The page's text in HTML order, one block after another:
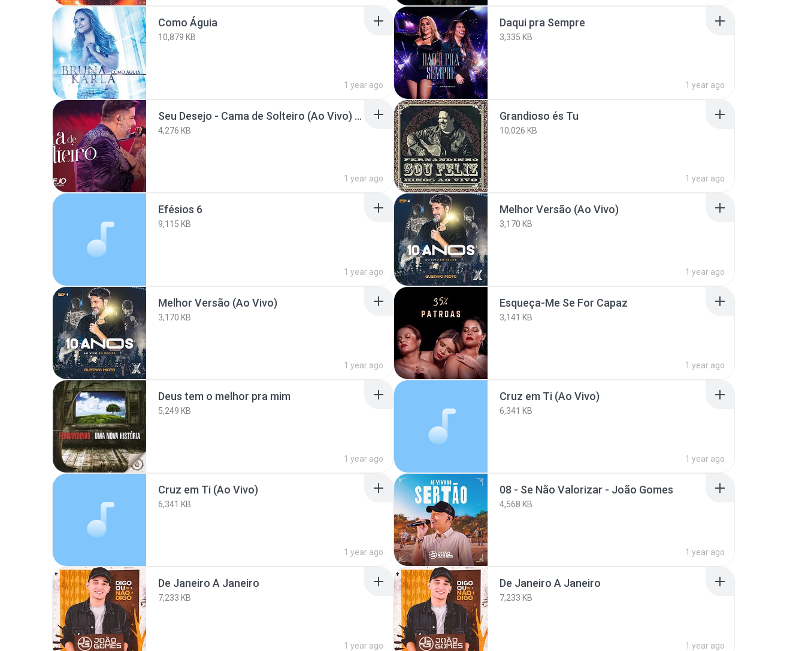
Como Águia
10,879 KB
1 year ago
Daqui pra Sempre
3,335 KB
1 year ago
Seu Desejo - Cama de Solteiro (Ao Vivo) | DVD Nosso Tempo É Agora
4,276 KB
1 year ago
Grandioso és Tu
10,026 KB
1 year ago
Efésios 6
9,115 KB
1 year ago
Melhor Versão (Ao Vivo)
3,170 KB
1 year ago
Melhor Versão (Ao Vivo)
3,170 KB
1 year ago
Esqueça-Me Se For Capaz
3,141 KB
1 year ago
Deus tem o melhor pra mim
5,249 KB
1 year ago
Cruz em Ti (Ao Vivo)
6,341 KB
1 year ago
Cruz em Ti (Ao Vivo)
6,341 KB
1 year ago
08 - Se Não Valorizar - João Gomes
4,568 KB
1 year ago
De Janeiro A Janeiro
7,233 KB
1 year ago
De Janeiro A Janeiro
7,233 KB
1 year ago